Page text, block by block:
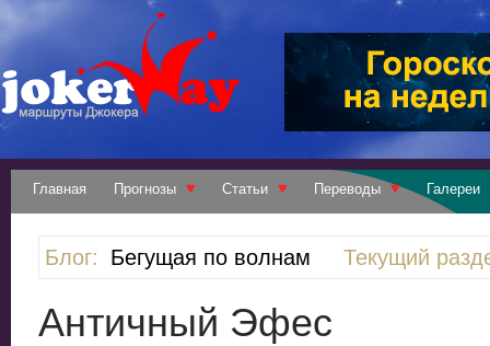
Главная Прогнозы Статьи Переводы Галереи
Блог: Бегущая по волнам Текущий
Античный Эфес